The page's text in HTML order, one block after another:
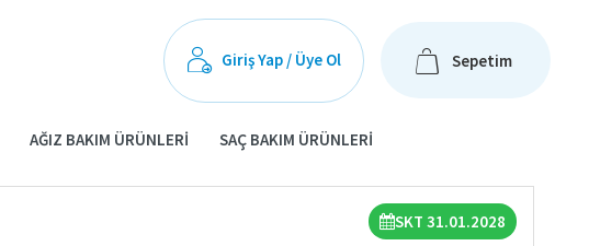
Giriş Yap / Üye Ol Sepetim
AĞIZ BAKIM ÜRÜNLERI SAÇ BAKIM ÜRÜNLERI
SKT 31.01.2028